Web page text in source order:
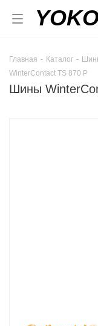
Главная - Каталог -
WinterContact TS 870 P
Шины